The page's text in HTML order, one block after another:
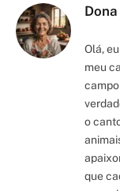
Olá,
meu
o
que